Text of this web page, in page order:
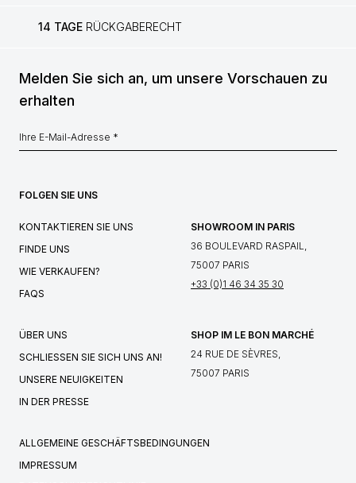
14 TAGE RÜCKGABERECHT
Melden Sie sich an, um unsere Vorschauen zu
erhalten
FOLGEN SIE UNS
KONTAKTIEREN SIE UNS
FINDE UNS
WIE VERKAUFEN?
FAQS
SHOWROOM IN PARIS
36 BOULEVARD RASPAIL,
75007 PARIS
+33 (0)1 46 34 35 30
ÜBER UNS
SCHLIESSEN SIE SICH UNS AN!
UNSERE NEUIGKEITEN
IN DER PRESSE
SHOP IM LE BON MARCHÉ
24 RUE DE SÈVRES,
75007 PARIS
ALLGEMEINE GESCHÄFTSBEDINGUNGEN
IMPRESSUM